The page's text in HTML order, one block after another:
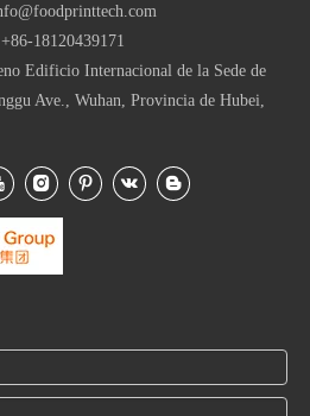
18120439171
Edificio Internacional de la Sede de
Ave., Wuhan, Provincia de Hubei,